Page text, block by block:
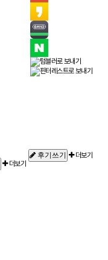
후기쓰기 더보기
더보기